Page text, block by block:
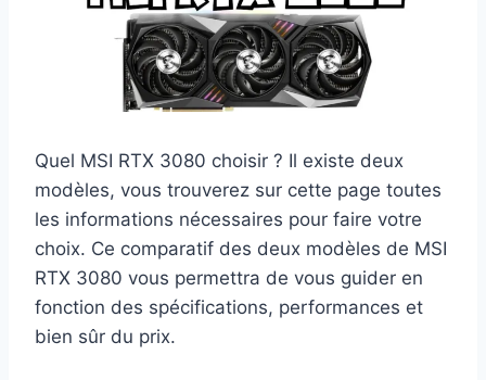
Quel MSI RTX 3080 choisir ? Il existe deux
modèles, vous trouverez sur cette page toutes
les informations nécessaires pour faire votre
choix. Ce comparatif des deux modèles de MSI
RTX 3080 vous permettra de vous guider en
fonction des spécifications, performances et
bien sûr du prix.